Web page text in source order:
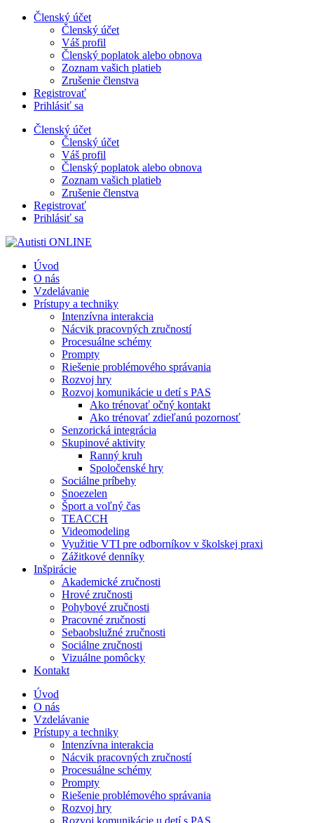
PreskočiťČlenský účet
Členský účet
Váš profil
Členský poplatok alebo obnova
Zoznam vašich platieb
Zrušenie členstva
Registrovať
Prihlásiť sa
Členský účet
Členský účet
Váš profil
Členský poplatok alebo obnova
Zoznam vašich platieb
Zrušenie členstva
Registrovať
Prihlásiť sa
Úvod
O nás
Vzdelávanie
Prístupy a techniky
Intenzívna interakcia
Nácvik pracovných zručností
Procesuálne schémy
Prompty
Riešenie problémového správania
Rozvoj hry
Rozvoj komunikácie u detí s PAS
Ako trénovať očný kontakt
Ako trénovať zdieľanú pozornosť
Senzorická integrácia
Skupinové aktivity
Ranný kruh
Spoločenské hry
Sociálne príbehy
Snoezelen
Šport a voľný čas
TEACCH
Videomodeling
Využitie VTI pre odborníkov v školskej praxi
Zážitkové denníky
Inšpirácie
Akademické zručnosti
Hrové zručnosti
Pohybové zručnosti
Pracovné zručnosti
Sebaobslužné zručnosti
Sociálne zručnosti
Vizuálne pomôcky
Kontakt
Úvod
O nás
Vzdelávanie
Prístupy a techniky
Intenzívna interakcia
Nácvik pracovných zručností
Procesuálne schémy
Prompty
Riešenie problémového správania
Rozvoj hry
Rozvoj komunikácie u detí s PAS